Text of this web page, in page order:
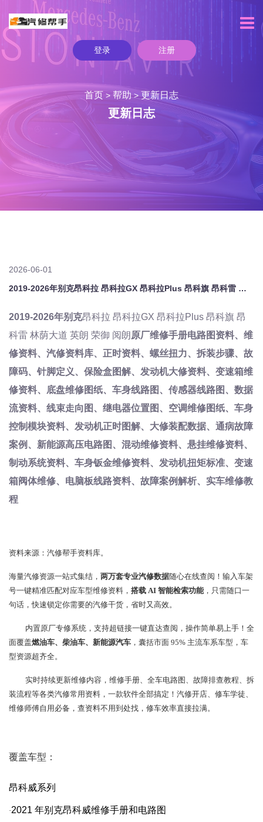
登录 注册
首页 > 帮助>更新日志
更新日志
2026-06-01
2019-2026年别克昂科拉 昂科拉GX 昂科拉Plus 昂科旗 昂科雷 林荫大道 英朗 荣御 阅朗原厂维修手册电路图资料、维修资料、汽修资料库、正时资料、螺丝扭力、拆装步骤、故障码、针脚定义、保险盒图解、发动机大修资料、变速箱维修资料、底盘维修图纸、车身线路图、传感器线路图、数据流资料、线束走向图、继电器位置图、空调维修图纸、车身控制模块资料、发动机正时图解、大修装配数据、通病故障案例、新能源
2019-2026年别克昂科拉 昂科拉GX 昂科拉Plus 昂科旗 昂
科雷 林荫大道 英朗 荣御 阅朗 原厂维修手册电路图资料、维
修资料、汽修资料库、正时资料、螺丝扭力、拆装步骤、故
障码、针脚定义、保险盒图解、发动机大修资料、变速箱维
修资料、底盘维修图纸、车身线路图、传感器线路图、数据
流资料、线束走向图、继电器位置图、空调维修图纸、车身
控制模块资料、发动机正时图解、大修装配数据、通病故障
案例、新能源高压电路图、混动维修资料、悬挂维修资料、
制动系统资料、车身钣金维修资料、发动机扭矩标准、变速
箱阀体维修、电脑板线路资料、故障案例解析、实车维修教
程
资料来源：汽修帮手资料库。
海量汽修资源一站式集结， 两万套专业汽修数据随心在线查阅！输入车架
号一键精准匹配对应车型维修资料， 搭载 AI 智能检索功能 ，只需随口一
句话，快速锁定你需要的汽修干货，省时又高效。
内置原厂专修系统，支持超链接一键直达查阅，操作简单易上手！全
面覆盖燃油车、柴油车、新能源汽车 ，囊括市面 95% 主流车系车型，车
型资源超齐全。
实时持续更新维修内容，维修手册、全车电路图、故障排查教程、拆
装流程等各类汽修常用资料，一款软件全部搞定！汽修开店、修车学徒、
维修师傅自用必备，查资料不用到处找，修车效率直接拉满。
覆盖车型：
昂科威系列
·2021 年别克昂科威维修手册和电路图